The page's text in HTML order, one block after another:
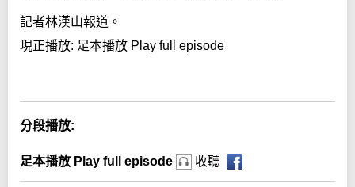
記者林漢山報道。
現正播放: 足本播放 Play full episode
分段播放:
足本播放 Play full episode 收聽